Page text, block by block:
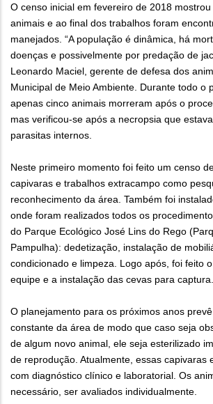
O censo inicial em fevereiro de 2018
animais e ao final dos trabalhos foram
manejados. “A população é dinâmica, há
doenças e possivelmente por predação de
Leonardo Maciel, gerente de defesa dos
Municipal de Meio Ambiente. Durante todo o
apenas cinco animais morreram após o
mas verificou-se após a necropsia que
parasitas internos.
Neste primeiro momento foi feito um censo
capivaras e trabalhos extracampo como
reconhecimento da área. Também foi
onde foram realizados todos os
do Parque Ecológico José Lins do Rego
Pampulha): dedetização, instalação de
condicionado e limpeza. Logo após, foi feito
equipe e a instalação das cevas para captura.
O planejamento para os próximos anos
constante da área de modo que caso seja
de algum novo animal, ele seja esterilizado
de reprodução. Atualmente, essas capivaras
com diagnóstico clínico e laboratorial. Os
necessário, ser avaliados individualmente.